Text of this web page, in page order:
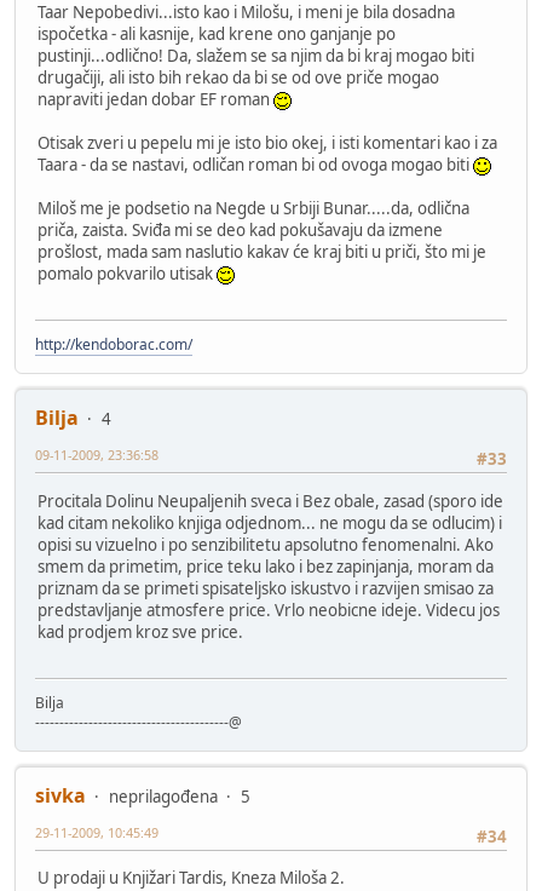
Taar Nepobedivi...isto kao i Milošu, i meni je bila dosadna
ispočetka - ali kasnije, kad krene ono ganjanje po
pustinji...odlično! Da, slažem se sa njim da bi kraj mogao biti
drugačiji, ali isto bih rekao da bi se od ove priče mogao
napraviti jedan dobar EF roman
Otisak zveri u pepelu mi je isto bio okej, i isti komentari kao i za
Taara - da se nastavi, odličan roman bi od ovoga mogao biti
Miloš me je podsetio na Negde u Srbiji Bunar.....da, odlična
priča, zaista. Sviđa mi se deo kad pokušavaju da izmene
prošlost, mada sam naslutio kakav će kraj biti u priči, što mi je
pomalo pokvarilo utisak
http://kendoborac.com/
Bilja
4
#33
09-11-2009, 23:36:58
Procitala Dolinu Neupaljenih sveca i Bez obale, zasad (sporo ide
kad citam nekoliko knjiga odjednom... ne mogu da se odlucim) i
opisi su vizuelno i po senzibilitetu apsolutno fenomenalni. Ako
smem da primetim, price teku lako i bez zapinjanja, moram da
priznam da se primeti spisateljsko iskustvo i razvijen smisao za
predstavljanje atmosfere price. Vrlo neobicne ideje. Videcu jos
kad prodjem kroz sve price.
Bilja
----------------------------------------@
sivka neprilagođena
5
#34
29-11-2009, 10:45:49
U prodaji u Knjižari Tardis, Kneza Miloša 2.